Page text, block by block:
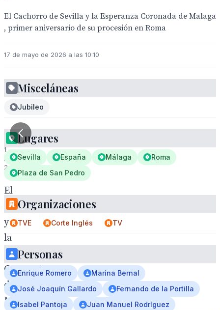
El Cachorro de Sevilla y la Esperanza Coronada de Malaga
, primer aniversario de su procesión en Roma
17 de mayo de 2026 a las 10:10
1
/
2
El
Cachorro
y
la
Esperanza
Coronada
de
Malaga
Misceláneas
Jubileo
Lugares
Sevilla España Málaga
Roma
Plaza de San Pedro
Organizaciones
TVE Corte Inglés TV
Personas
Enrique Romero
Marina Bernal
José Joaquín Gallardo
Fernando de la Portilla
Isabel Pantoja
Juan Manuel Rodríguez